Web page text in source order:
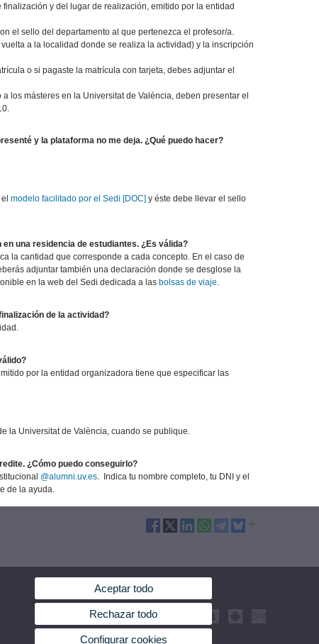
y del lugar de realización, emitido por la entidad
el sello del departamento al que pertenezca el profesor/a.
a la localidad donde se realiza la actividad) y la inscripción
o si pagaste la matrícula con tarjeta, debes adjuntar el
los másteres en la Universitat de València, deben presentar el
y la plataforma no me deja. ¿Qué puedo hacer?
modelo facilitado por el Sedi [DOC] y éste debe llevar el sello
una residencia de estudiantes. ¿Es válida?
la cantidad que corresponde a cada concepto. En el caso de
adjuntar también una declaración donde se desglose la
en la web del Sedi dedicada a las bolsas de viaje.
de la actividad?
por la entidad organizadora tiene que especificar las
la Universitat de València, cuando se publique.
¿Cómo puedo conseguirlo?
@alumni.uv.es. Indica tu nombre completo, tu DNI y el
de la ayuda.
Aceptar todo
Rechazar todo
Configurar cookies